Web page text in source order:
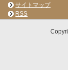
サイトマップ
RSS